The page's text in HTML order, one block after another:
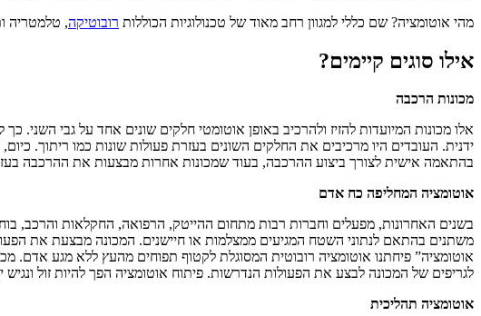
מהי אוטומציה? שם כללי למגוון רחב מאוד של טכנולוגיות הכוללות רובוטיקה, טלמטריה
אילו סוגים קיימים?
מכונות הרכבה
אלו מכונות המיועדות להזיז ולהרכיב באופן אוטומטי חלקים שונים אחד על גבי
ידנית. העובדים היו מרכיבים את החלקים השונים בעזרת פעולות שונות כמו ריתוך.
בהתאמה אישית לצורך ביצוע ההרכבה, בעוד שמכונות אחרות מבצעות את ההרכבה
אוטומציה המחליפה כח אדם
בשנים האחרונות, מפעלים וחברות רבות מתחום ההייטק, הרפואה, החקלאות והרכב,
משתנים בהתאם לנתוני השטח המגיעים ממצלמות או חיישנים. המכונה מבצעת את
אוטומציה” פיחתנו אוטומציה רובוטית המסוגלת לקטוף תפוחים מהעץ ללא מגע אדם.
לגריפים של המכונה לבצע את הפעולות הנדרשות. פיתוח אוטומציה הפך להיות זול
אוטומציה תהליכית